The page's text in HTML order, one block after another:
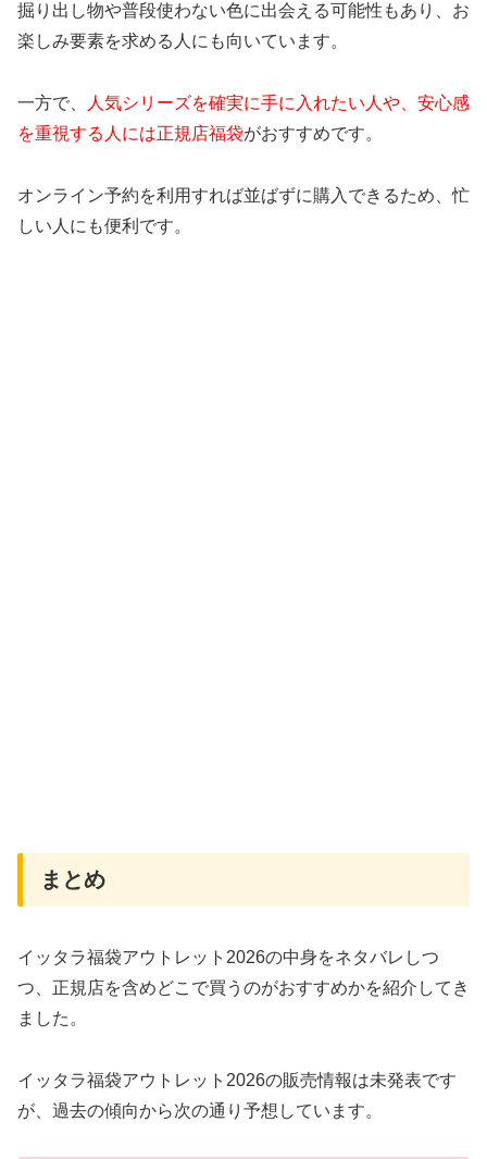
掘り出し物や普段使わない色に出会える可能性もあり、お
楽しみ要素を求める人にも向いています。
一方で、
人気シリーズを確実に手に入れたい人や、安心感
を重視する人には正規店福袋がおすすめです。
オンライン予約を利用すれば並ばずに購入できるため、忙
しい人にも便利です。
まとめ
イッタラ福袋アウトレット2026の中身をネタバレしつ
つ、正規店を含めどこで買うのがおすすめかを紹介してき
ました。
イッタラ福袋アウトレット2026の販売情報は未発表です
が、過去の傾向から次の通り予想しています。